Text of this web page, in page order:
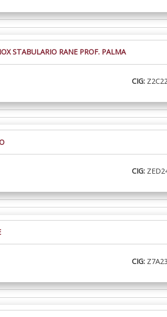
STABULARIO RANE PROF. PALMA
CIG:
CIG:
CIG: